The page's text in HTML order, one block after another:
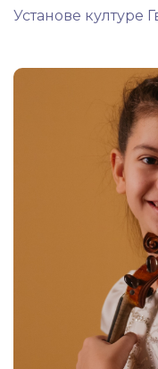
Установе културе